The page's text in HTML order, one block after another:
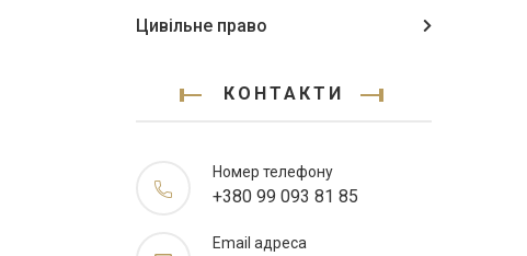
Цивільне право
КОНТАКТИ
Номер телефону
+380 99 093 81 85
Email адреса